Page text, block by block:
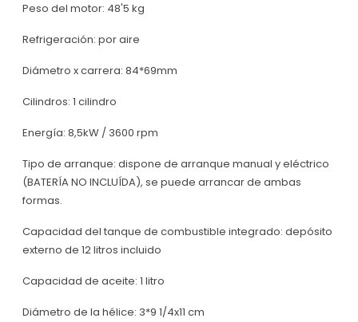
Peso del motor: 48'5 kg
Refrigeración: por aire
Diámetro x carrera: 84*69mm
Cilindros: 1 cilindro
Energía: 8,5kW / 3600 rpm
Tipo de arranque: dispone de arranque manual y eléctrico
(BATERÍA NO INCLUÍDA), se puede arrancar de ambas
formas.
Capacidad del tanque de combustible integrado: depósito
externo de 12 litros incluido
Capacidad de aceite: 1 litro
Diámetro de la hélice: 3*9 1/4x11 cm